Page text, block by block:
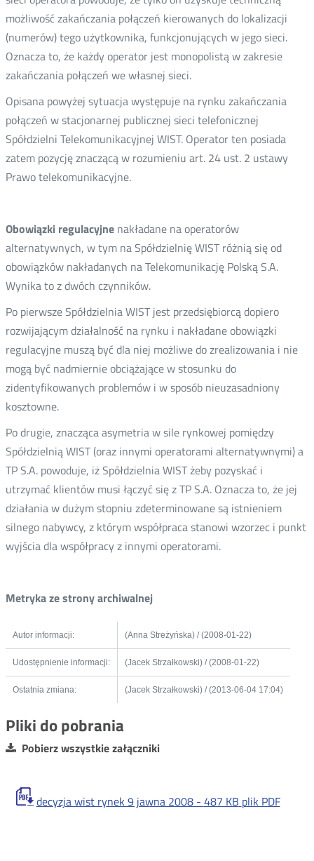
możliwość zakańczania połączeń kierowanych do lokalizacji
(numerów) tego użytkownika, funkcjonujących w jego sieci.
Oznacza to, że każdy operator jest monopolistą w zakresie
zakańczania połączeń we własnej sieci.
Opisana powyżej sytuacja występuje na rynku zakańczania
połączeń w stacjonarnej publicznej sieci telefonicznej
Spółdzielni Telekomunikacyjnej WIST. Operator ten posiada
zatem pozycję znaczącą w rozumieniu art. 24 ust. 2 ustawy
Prawo telekomunikacyjne.
Obowiązki regulacyjnenakładane na operatorów
alternatywnych, w tym na Spółdzielnię WIST różnią się od
obowiązków nakładanych na Telekomunikację Polską S.A.
Wynika to z dwóch czynników.
Po pierwsze Spółdzielnia WIST jest przedsiębiorcą dopiero
rozwijającym działalność na rynku i nakładane obowiązki
regulacyjne muszą być dla niej możliwe do zrealizowania i nie
mogą być nadmiernie obciążające w stosunku do
zidentyfikowanych problemów i w sposób nieuzasadniony
kosztowne.
Po drugie, znacząca asymetria w sile rynkowej pomiędzy
Spółdzielnią WIST (oraz innymi operatorami alternatywnymi) a
TP S.A. powoduje, iż Spółdzielnia WIST żeby pozyskać i
utrzymać klientów musi łączyć się z TP S.A. Oznacza to, że jej
działania w dużym stopniu zdeterminowane są istnieniem
silnego nabywcy, z którym współpraca stanowi wzorzec i punkt
wyjścia dla współpracy z innymi operatorami.
Metryka ze strony archiwalnej
Autor informacji: (Anna Streżyńska) / (2008-01-22)
Udostępnienie informacji: (Jacek Strzałkowski) / (2008-01-22)
Ostatnia zmiana: (Jacek Strzałkowski) / (2013-06-04 17:04)
Pliki do pobrania
Pobierz wszystkie załączniki
decyzja wist rynek 9 jawna 2008 - 487 KB plik PDF